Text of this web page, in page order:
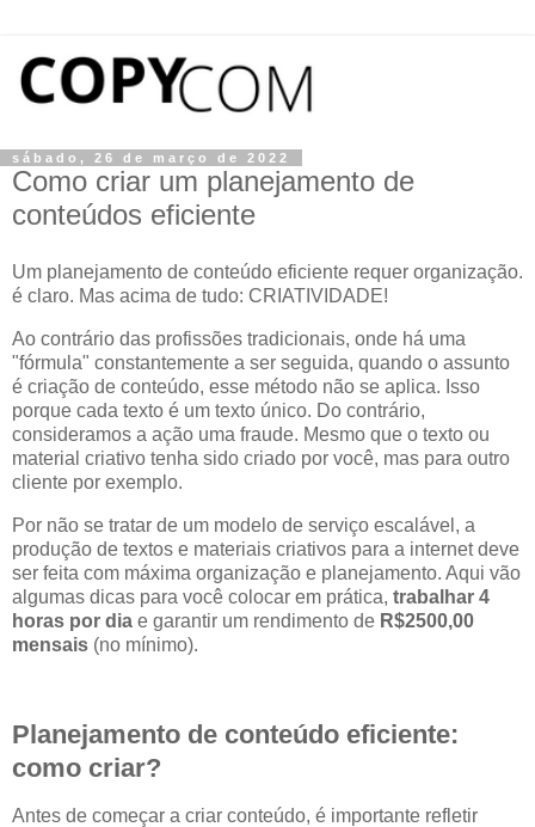
sábado, 26 de março de 2022
Como criar um planejamento de
conteúdos eficiente
Um planejamento de conteúdo eficiente requer organização.
é claro. Mas acima de tudo: CRIATIVIDADE!
Ao contrário das profissões tradicionais, onde há uma
"fórmula" constantemente a ser seguida, quando o assunto
é criação de conteúdo, esse método não se aplica. Isso
porque cada texto é um texto único. Do contrário,
consideramos a ação uma fraude. Mesmo que o texto ou
material criativo tenha sido criado por você, mas para outro
cliente por exemplo.
Por não se tratar de um modelo de serviço escalável, a
produção de textos e materiais criativos para a internet deve
ser feita com máxima organização e planejamento. Aqui vão
algumas dicas para você colocar em prática, trabalhar 4
horas por dia e garantir um rendimento de R$2500,00
mensais (no mínimo).
Planejamento de conteúdo eficiente:
como criar?
Antes de começar a criar conteúdo, é importante refletir